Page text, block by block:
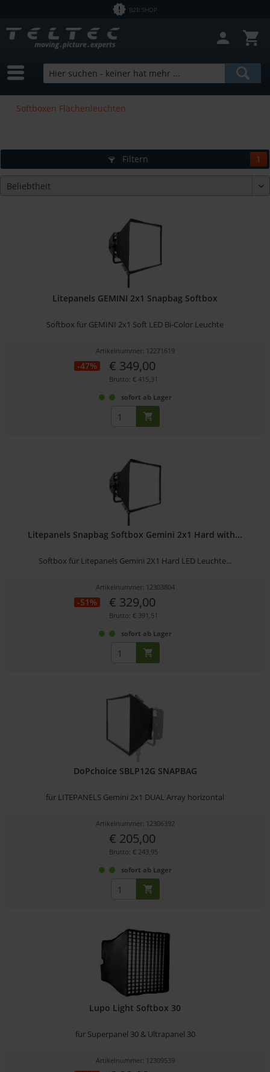
B2B SHOP
Softboxen Flächenleuchten
Filtern 1
Litepanels GEMINI 2x1 Snapbag Softbox
Softbox für GEMINI 2x1 Soft LED Bi-Color Leuchte
Artikelnummer: 12271619
-47% € 349,00
Brutto: € 415,31
sofort ab Lager
Litepanels Snapbag Softbox Gemini 2x1 Hard with...
Softbox für Litepanels Gemini 2X1 Hard LED Leuchte...
Artikelnummer: 12303804
-51% € 329,00
Brutto: € 391,51
sofort ab Lager
DoPchoice SBLP12G SNAPBAG
für LITEPANELS Gemini 2x1 DUAL Array horizontal
Artikelnummer: 12306392
€ 205,00
Brutto: € 243,95
sofort ab Lager
Lupo Light Softbox 30
für Superpanel 30 & Ultrapanel 30
Artikelnummer: 12309539